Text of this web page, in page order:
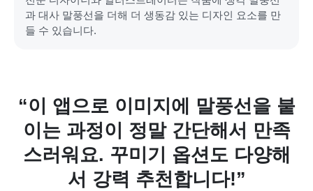
과 대사 말풍선을 더해 더 생동감 있는 디자인 요소를 만
들 수 있습니다.
이미지에 말풍선을 붙
정말 간단해서 만족
미기 옵션도 다양해
력 추천합니다!”
“이 말풍선
작업에 정말
감이 좋고,